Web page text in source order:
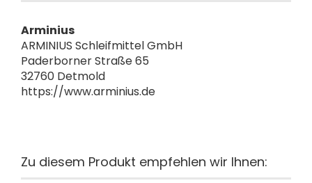
Arminius
ARMINIUS Schleifmittel GmbH
Paderborner Straße 65
32760 Detmold
https://www.arminius.de
Zu diesem Produkt empfehlen wir Ihnen: